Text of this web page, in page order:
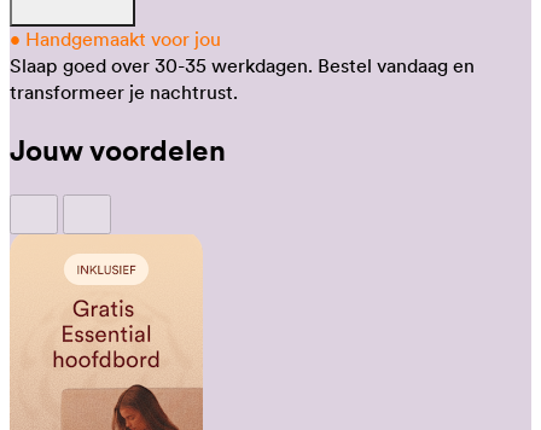
• Handgemaakt voor jou
Slaap goed over 30-35 werkdagen. Bestel vandaag en
transformeer je nachtrust.
Jouw voordelen